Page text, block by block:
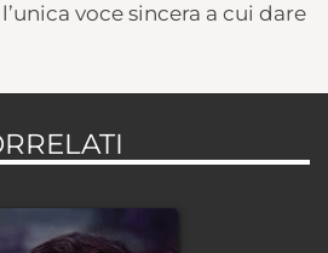
voce sincera a cui dare